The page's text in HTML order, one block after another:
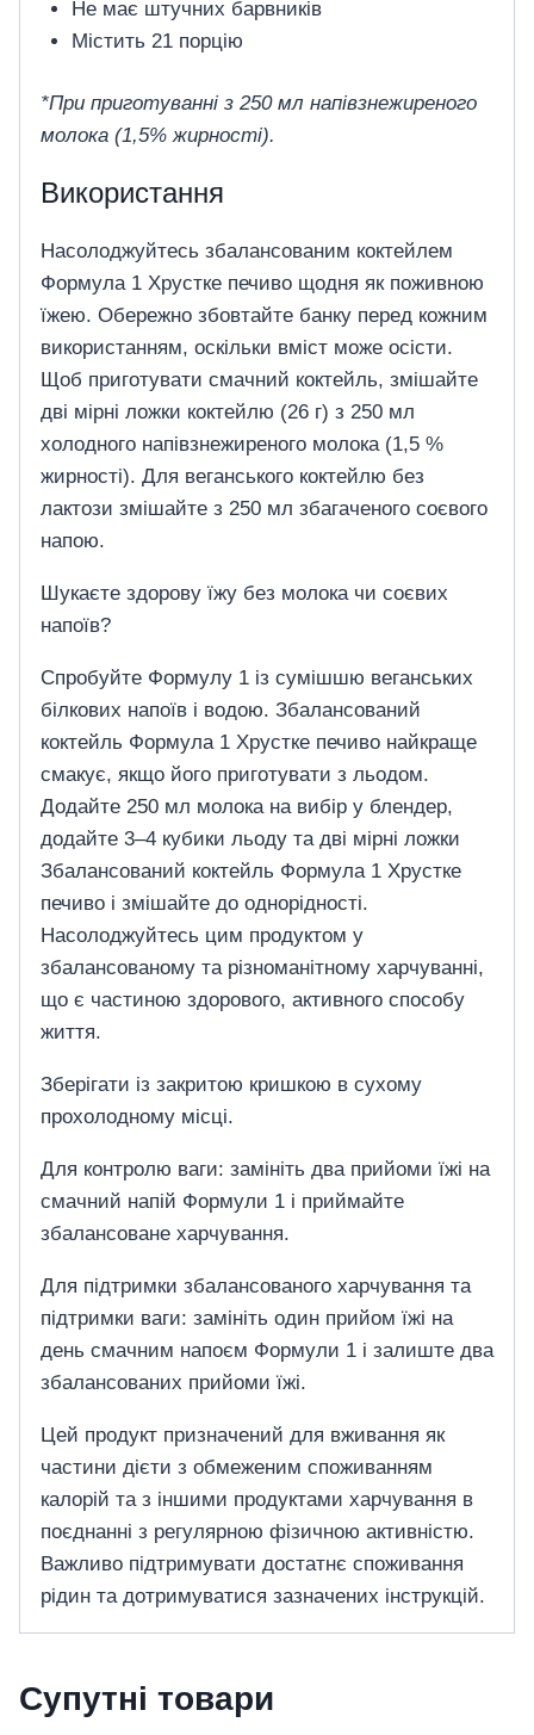
Не має штучних барвників
Містить 21 порцію
*При приготуванні з 250 мл напівзнежиреного
молока (1,5% жирності).
Використання
Насолоджуйтесь збалансованим коктейлем
Формула 1 Хрустке печиво щодня як поживною
їжею. Обережно збовтайте банку перед кожним
використанням, оскільки вміст може осісти.
Щоб приготувати смачний коктейль, змішайте
дві мірні ложки коктейлю (26 г) з 250 мл
холодного напівзнежиреного молока (1,5 %
жирності). Для веганського коктейлю без
лактози змішайте з 250 мл збагаченого соєвого
напою.
Шукаєте здорову їжу без молока чи соєвих
напоїв?
Спробуйте Формулу 1 із сумішшю веганських
білкових напоїв і водою. Збалансований
коктейль Формула 1 Хрустке печиво найкраще
смакує, якщо його приготувати з льодом.
Додайте 250 мл молока на вибір у блендер,
додайте 3–4 кубики льоду та дві мірні ложки
Збалансований коктейль Формула 1 Хрустке
печиво і змішайте до однорідності.
Насолоджуйтесь цим продуктом у
збалансованому та різноманітному харчуванні,
що є частиною здорового, активного способу
життя.
Зберігати із закритою кришкою в сухому
прохолодному місці.
​Для контролю ваги: ​​замініть два прийоми їжі на
смачний напій Формули 1 і приймайте
збалансоване харчування.
​Для підтримки збалансованого харчування та
підтримки ваги: ​​замініть один прийом їжі на
день смачним напоєм Формули 1 і залиште два
збалансованих прийоми їжі.
​Цей продукт призначений для вживання як
частини дієти з обмеженим споживанням
калорій та з іншими продуктами харчування в
поєднанні з регулярною фізичною активністю.
Важливо підтримувати достатнє споживання
рідин та дотримуватися зазначених інструкцій.
Супутні товари